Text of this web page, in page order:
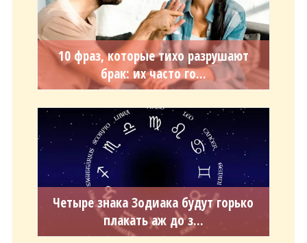
10 фраз, которые тихо разрушают
брак: их часто го...
Четыре знака Зодиака будут горько
плакать аж до з...